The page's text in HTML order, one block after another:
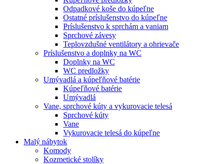
Odpadkové koše do kúpeľne
Ostatné príslušenstvo do kúpeľne
Príslušenstvo k sprchám a vaniam
Sprchové závesy
Teplovzdušné ventilátory a ohrievače
Príslušenstvo a doplnky na WC
Doplnky na WC
WC predložky
Umývadlá a kúpeľňové batérie
Kúpeľňové batérie
Umývadlá
Vane, sprchové kúty a vykurovacie telesá
Sprchové kúty
Vane
Vykurovacie telesá do kúpeľne
Malý nábytok
Komody
Kozmetické stolíky